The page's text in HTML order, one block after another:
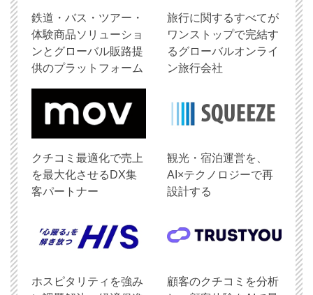
鉄道・バス・ツアー・
体験商品ソリューショ
ンとグローバル販路提
供のプラットフォーム
旅行に関するすべてが
ワンストップで完結す
るグローバルオンライ
ン旅行会社
クチコミ最適化で売上
を最大化させるDX集
客パートナー
観光・宿泊運営を、
AI×テクノロジーで再
設計する
ホスピタリティを強み
顧客のクチコミを分析